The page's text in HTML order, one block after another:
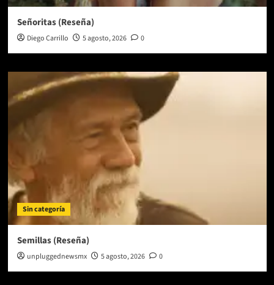
Señoritas (Reseña)
Diego Carrillo 5 agosto, 2026 0
Sin categoría
Semillas (Reseña)
unpluggednewsmx 5 agosto, 2026 0